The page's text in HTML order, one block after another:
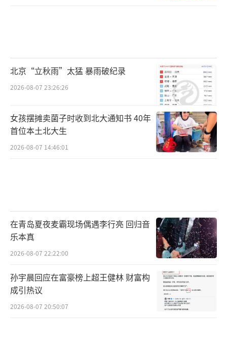
北京“立秋雨”太猛 暴雨破纪录
2026-08-07 23:26:26
女孩摆摊卖菌子时收到北大通知书 40年
首位本土北大生
2026-08-07 14:46:01
在青岛夏夜麦霸现场偶遇李行亮 回归音
乐本真
2026-08-07 22:22:00
孙宇晨回应在富豪榜上超王健林 财富构
成引热议
2026-08-07 20:50:07